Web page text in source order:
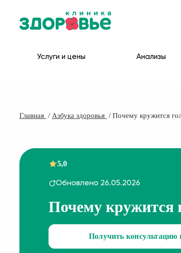
Услуги и цены Анализы
Главная Азбука здоровья Почему кружится
5,0
Обновлено 26.05.2026
Почему кружится
Получить консультацию